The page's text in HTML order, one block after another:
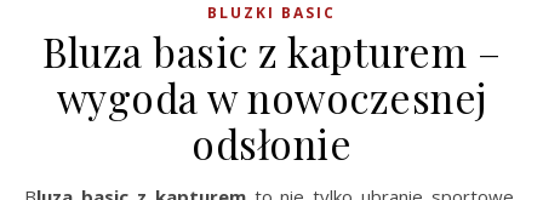
BLUZKI BASIC
Bluza basic z kapturem –
wygoda w nowoczesnej
odsłonie